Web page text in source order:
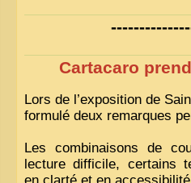
Cartacaro
Lors de l’exposition de
formulé deux remarques
Les combinaisons de
lecture difficile, certains